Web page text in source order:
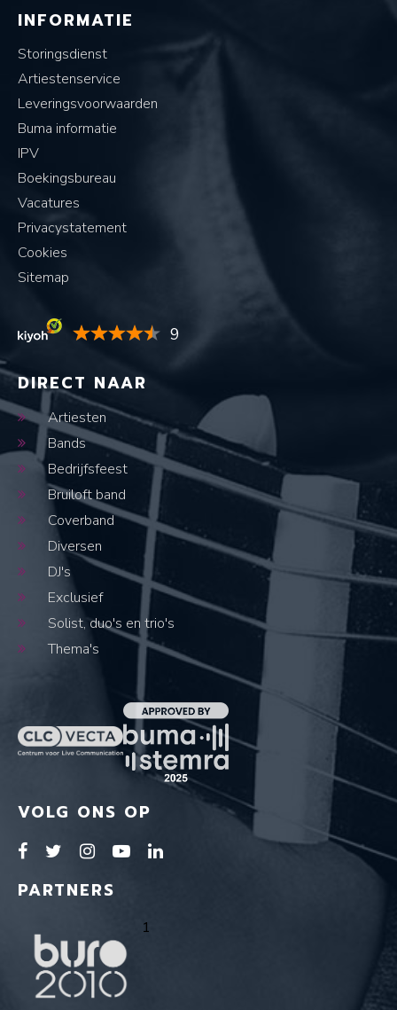
INFORMATIE
Storingsdienst
Artiestenservice
Leveringsvoorwaarden
Buma informatie
IPV
Boekingsbureau
Vacatures
Privacystatement
Cookies
Sitemap
9
DIRECT NAAR
Artiesten
Bands
Bedrijfsfeest
Bruiloft band
Coverband
Diversen
DJ's
Exclusief
Solist, duo's en trio's
Thema's
VOLG ONS OP
PARTNERS
1